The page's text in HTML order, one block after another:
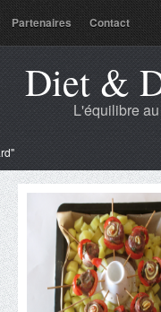
Partenaires Contact
Diet &
L'équilibre